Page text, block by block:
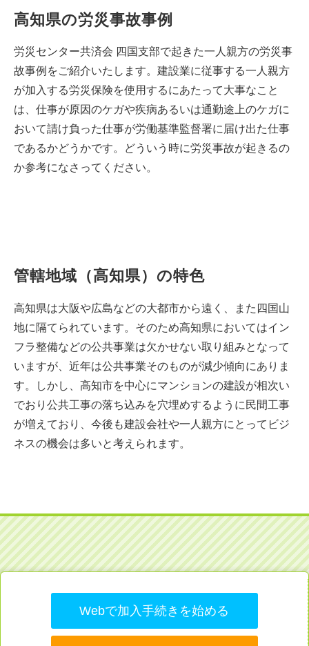
高知県の労災事故事例
労災センター共済会 四国支部で起きた一人親方の労災事
故事例をご紹介いたします。建設業に従事する一人親方
が加入する労災保険を使用するにあたって大事なこと
は、仕事が原因のケガや疾病あるいは通勤途上のケガに
おいて請け負った仕事が労働基準監督署に届け出た仕事
であるかどうかです。どういう時に労災事故が起きるの
か参考になさってください。
管轄地域（高知県）の特色
高知県は大阪や広島などの大都市から遠く、また四国山
地に隔てられています。そのため高知県においてはイン
フラ整備などの公共事業は欠かせない取り組みとなって
いますが、近年は公共事業そのものが減少傾向にありま
す。しかし、高知市を中心にマンションの建設が相次い
でおり公共工事の落ち込みを穴埋めするように民間工事
が増えており、今後も建設会社や一人親方にとってビジ
ネスの機会は多いと考えられます。
Webで加入手続きを始める